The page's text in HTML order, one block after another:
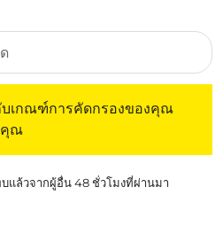
บเกณฑ์การคัดกรองของคุณ
คุณ
แล้วจากผู้อื่น 48 ชั่วโมงที่ผ่านมา